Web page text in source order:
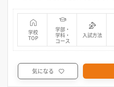
学校
TOP
学部・
学科・
コース
入試方法
気になる